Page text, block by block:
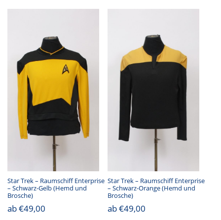
Star Trek – Raumschiff Enterprise
– Schwarz-Gelb (Hemd und
Brosche)
ab€49,00
Star Trek – Raumschiff Enterprise
– Schwarz-Orange (Hemd und
Brosche)
ab€49,00